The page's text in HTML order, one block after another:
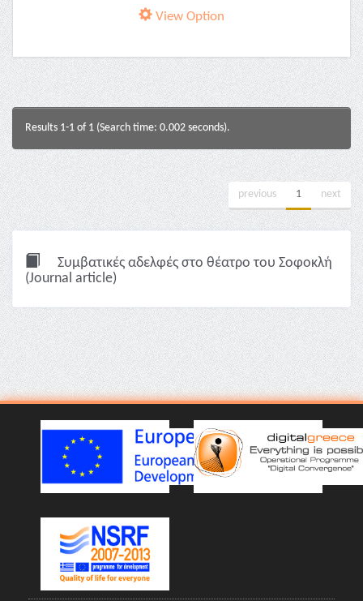
View Option
Results 1-1 of 1 (Search time: 0.002 seconds).
previous 1 next
Συμβατικές αδελφές στο θέατρο του Σοφοκλή
(Journal article)